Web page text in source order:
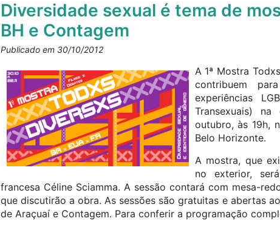
Diversidade sexual é tema de
BH e Contagem
Publicado em 30/10/2012
A 1ª Mostra
contribuem
experiências
Transexuais)
outubro, às 19h,
Belo Horizonte.
A mostra, que
no exterior,
francesa Céline Sciamma. A sessão contará com mesa-
que discutirão a obra. As sessões são gratuitas e abertas
de Araçuaí e Contagem. Para conferir a programação